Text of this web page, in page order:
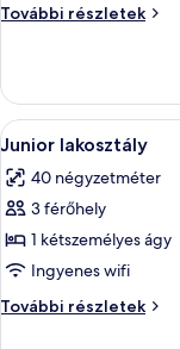
kilátással
További részletek
Standard
városra
további
részletei
A
következő
szoba
összes
képének
megtekintése:
Junior
lakosztály
5
Junior lakosztály
40 négyzetméter
3 férőhely
1 kétszemélyes ágy
Ingyenes wifi
További részletek
Junior